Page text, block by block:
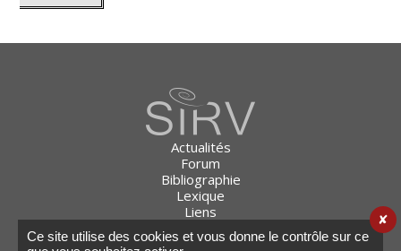
Ce site utilise des cookies et vous donne le contrôle sur ce
✘
Actualités
Forum
Bibliographie
Lexique
Liens
Plan du site
Mention légales